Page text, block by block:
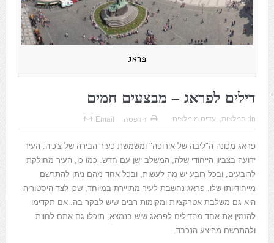
פראג
דילים לפראג – מבצעים חמים
In: המלצות, יעדים מומלצים הדפסה Email
פראג מכונה ה"ליבה של אירופה" ומשמשת כעיר הבירה של צ'כיה. העיר
ידועה בצביון הייחודי שלה, המשלב ישן עם חדש. כמו כן, העיר מחולקת
לרובעים, ובכל רובע יש מה לעשות, ובכל אחד מהם ניתן להתרשם
מייחודיותו שלו. פראג נחשבת לעיר מתויירת במיוחד, שכן לצד היסטוריה
היא גם משלבת אטרקציות ומקומות רבים שיש לבקר בה. אם תקדימו
להזמין את אחד מהדילים לפראג שיש בנמצא, תוכלו גם אתם לחוות
ולהתרשם מהיצע הנכבד.